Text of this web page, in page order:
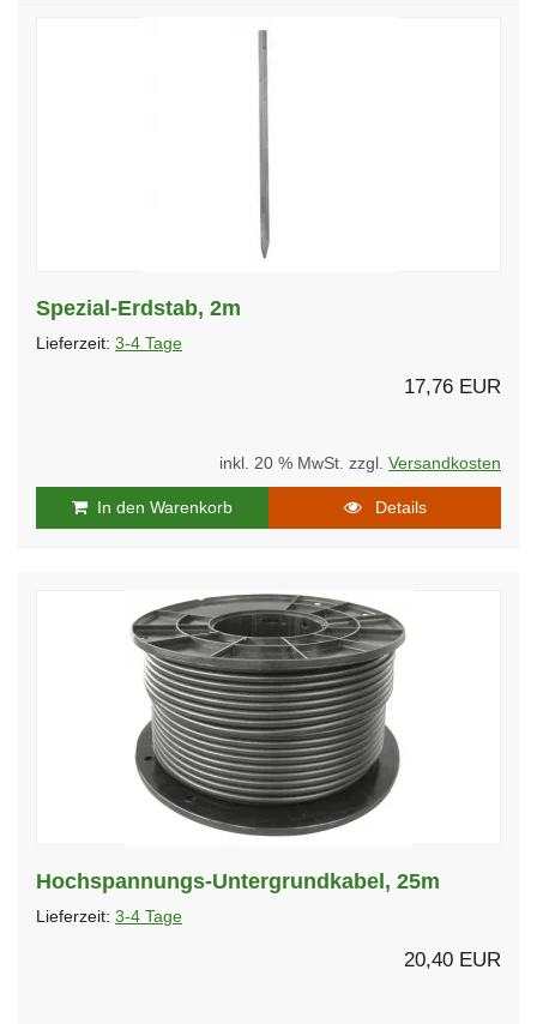
Spezial-Erdstab, 2m
Lieferzeit: 3-4 Tage
17,76 EUR
inkl. 20 % MwSt. zzgl. Versandkosten
In den Warenkorb Details
Hochspannungs-Untergrundkabel, 25m
Lieferzeit: 3-4 Tage
20,40 EUR